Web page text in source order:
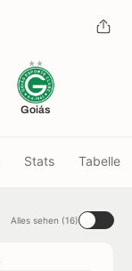
Goiás
Stats Tabelle
Alles sehen (16)